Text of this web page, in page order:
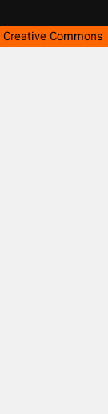
Creative Commons